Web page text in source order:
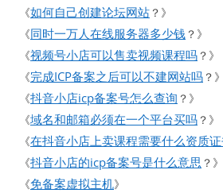
《如何自己创建论坛网站 ？》
《同时一万人在线服务器多少钱 ？》
《视频号小店可以售卖视频课程吗 ？》
《完成ICP备案之后可以不建网站吗 ？》
《抖音小店icp备案号怎么查询 ？》
《域名和邮箱必须在一个平台买吗 ？》
《在抖音小店上卖课程需要什么资质
《抖音小店的icp备案号是什么意思 ？》
《免备案虚拟主机》